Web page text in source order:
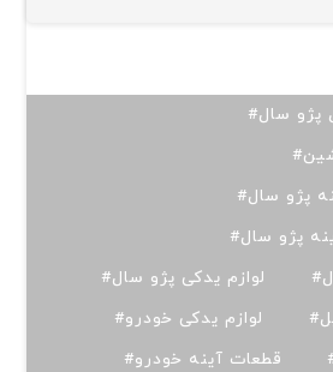
پژو سال
پژو سال
پژو سال
#لوازم یدکی پژو سال
#لوازم یدکی خودرو
#قطعات آینه خودرو